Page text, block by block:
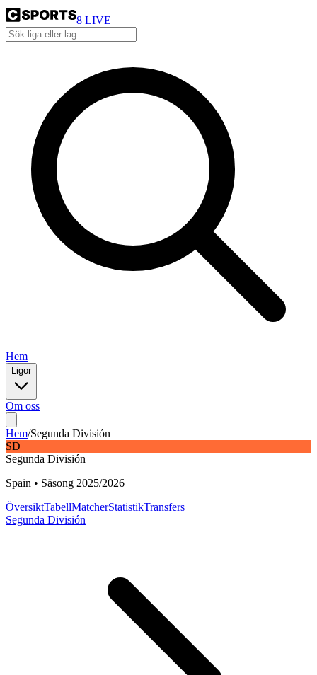
8 LIVE
Hem
Ligor
Om oss
Hem/Segunda División
SD
Segunda División
Spain • Säsong 2025/2026
ÖversiktTabellMatcherStatistikTransfers
Segunda División